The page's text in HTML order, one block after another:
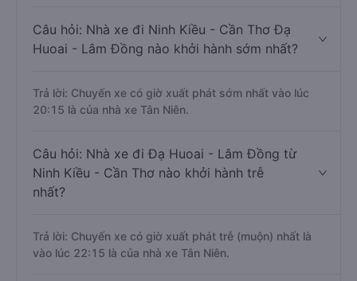
Câu hỏi: Nhà xe đi Ninh Kiều - Cần Thơ Đạ
Huoai - Lâm Đồng nào khởi hành sớm nhất?
Trả lời: Chuyến xe có giờ xuất phát sớm nhất vào lúc
20:15 là của nhà xe Tân Niên.
Câu hỏi: Nhà xe đi Đạ Huoai - Lâm Đồng từ
Ninh Kiều - Cần Thơ nào khởi hành trễ
nhất?
Trả lời: Chuyến xe có giờ xuất phát trễ (muộn) nhất là
vào lúc 22:15 là của nhà xe Tân Niên.